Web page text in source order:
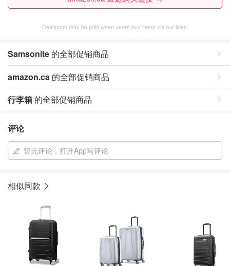
Dealmoon may be paid when users buy items via our links.
Samsonite 的全部促销商品
amazon.ca 的全部促销商品
行李箱 的全部促销商品
评论
暂无评论，打开App写评论
相似同款